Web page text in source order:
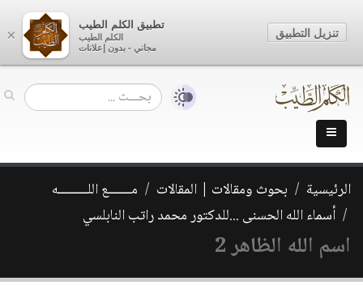
الرئيسية بحوث ومقالات | المقالات
مـــــــع اللـــــــــه
أسماء الله الحسنى ...للدكتور محمد راتب النابلسي
اسم الله الظاهر 2
×
تطبيق الكلم الطيب
الكلم الطيب
مجاني - بدون إعلانات
تنزيل التطبيق